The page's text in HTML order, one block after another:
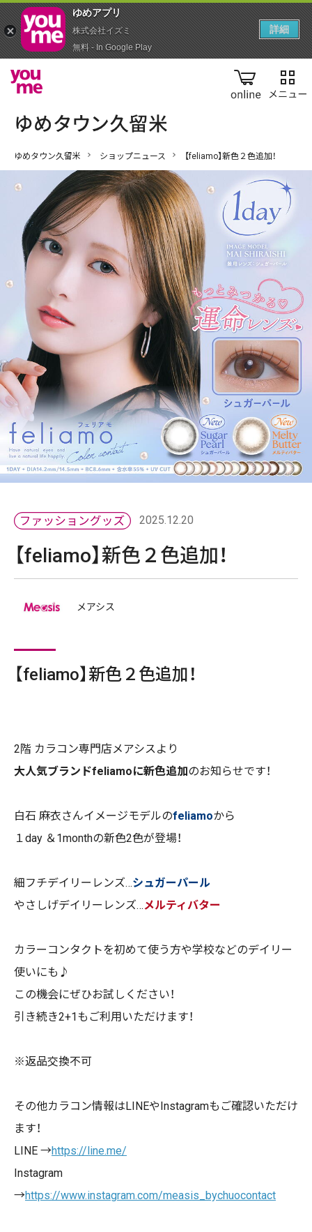
online
ゆめタウン久留米 ショップニュース 【feliamo】新色２色追加！
2025.12.20
【feliamo】新色２色追加！
メアシス
【feliamo】新色２色追加！
2階 カラコン専門店メアシスより
大人気ブランドfeliamoに新色追加のお知らせです！
白石 麻衣さんイメージモデルのfeliamoから
１day ＆1monthの新色2色が登場！
細フチデイリーレンズ…シュガーパール
やさしげデイリーレンズ…メルティバター
カラーコンタクトを初めて使う方や学校などのデイリー
使いにも♪
この機会にぜひお試しください！
引き続き2+1もご利用いただけます！
※返品交換不可
その他カラコン情報はLINEやInstagramもご確認いただけ
ます！
LINE →https://line.me/
Instagram
→https://www.instagram.com/measis_bychuocontact
ゆめアプ‪リ‬
株式会社イズミ
無料 - In Google Play
詳細